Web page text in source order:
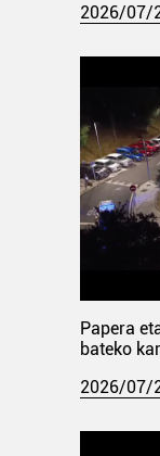
2026/07/
Papera
bateko
2026/07/